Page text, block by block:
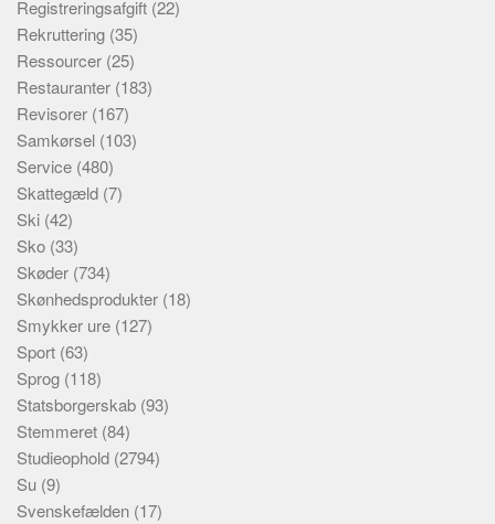
Registreringsafgift (22)
Rekruttering (35)
Ressourcer (25)
Restauranter (183)
Revisorer (167)
Samkørsel (103)
Service (480)
Skattegæld (7)
Ski (42)
Sko (33)
Skøder (734)
Skønhedsprodukter (18)
Smykker ure (127)
Sport (63)
Sprog (118)
Statsborgerskab (93)
Stemmeret (84)
Studieophold (2794)
Su (9)
Svenskefælden (17)